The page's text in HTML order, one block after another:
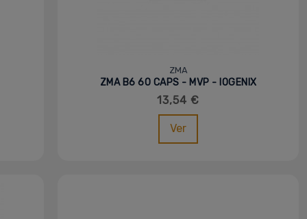
ZMA
ZMA B6 60 CAPS - MVP - IOGENIX
13,54 €
Ver